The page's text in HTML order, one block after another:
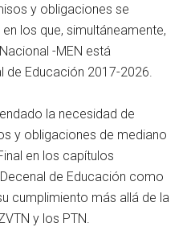
y obligaciones se
los que, simultáneamente,
-MEN está
de Educación 2017-2026.
la necesidad de
y obligaciones de mediano
en los capítulos
de Educación como
cumplimiento más allá de la
y los PTN.